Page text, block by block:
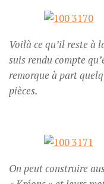
Voilà ce qu’il reste à
suis rendu compte
remorque à part
pièces.
On peut construire